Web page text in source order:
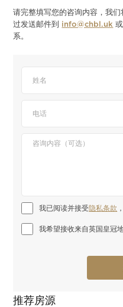
请完整填写您的咨询内容，我
过发送邮件到 info@chbl.uk
系。
我已阅读并接受隐私条款
我希望接收来自英国皇冠
推荐房源